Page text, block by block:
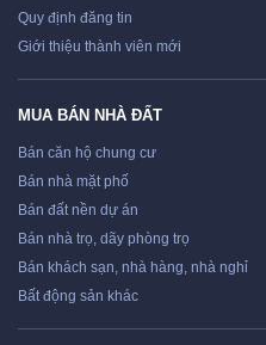
Quy định đăng tin
Giới thiệu thành viên mới
MUA BÁN NHÀ ĐẤT
Bán căn hộ chung cư
Bán nhà mặt phố
Bán đất nền dự án
Bán nhà trọ, dãy phòng trọ
Bán khách sạn, nhà hàng, nhà nghỉ
Bất động sản khác